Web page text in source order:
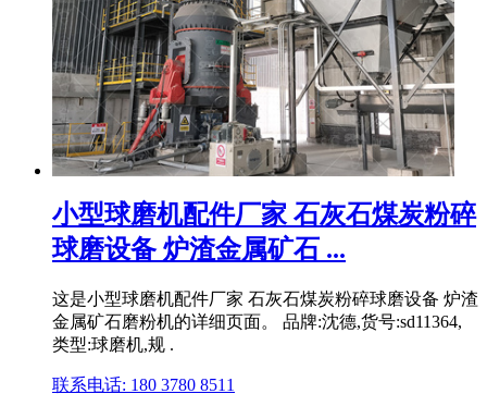
小型球磨机配件厂家 石灰石煤炭粉碎
球磨设备 炉渣金属矿石 ...
这是小型球磨机配件厂家 石灰石煤炭粉碎球磨设备 炉渣
金属矿石磨粉机的详细页面。 品牌:沈德,货号:sd11364,
类型:球磨机,规 .
联系电话: 180 3780 8511